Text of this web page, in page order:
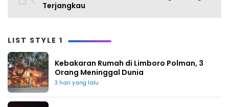
Terjangkau
LIST STYLE 1
Kebakaran Rumah di Limboro Polman, 3
Orang Meninggal Dunia
3 hari yang lalu